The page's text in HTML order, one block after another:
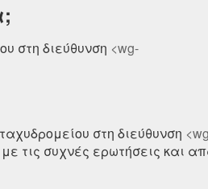
στη διεύθυνση <wg-
στη διεύθυνση
τις συχνές ερωτήσεις και